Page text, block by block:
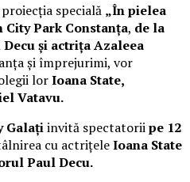
specială „În pielea
City Park Constanța, de la
și actrița Azaleea
și împrejurimi, vor
lorIoana State,
Vatavu.
Galațiinvită spectatoriipe 12
cu actrițeleIoana State
Paul Decu.